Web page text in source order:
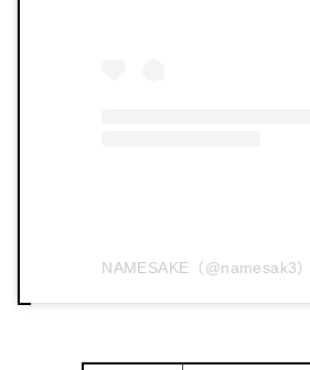
NAMESAKE（@namesak3